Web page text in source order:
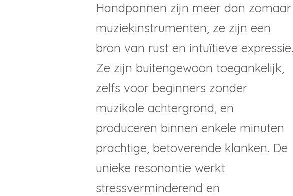
Handpannen zijn meer dan zomaar
muziekinstrumenten; ze zijn een
bron van rust en intuïtieve expressie.
Ze zijn buitengewoon toegankelijk,
zelfs voor beginners zonder
muzikale achtergrond, en
produceren binnen enkele minuten
prachtige, betoverende klanken. De
unieke resonantie werkt
stressverminderend en